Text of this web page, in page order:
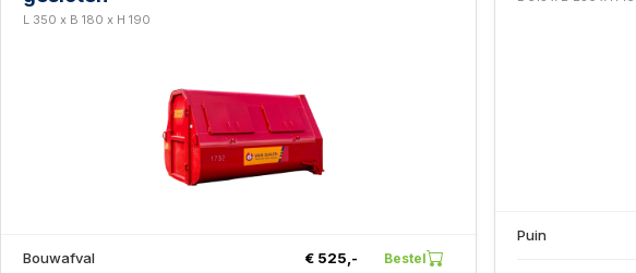
L 350 x B 180 x H 190
Bouwafval € 525,- Bestel
Puin